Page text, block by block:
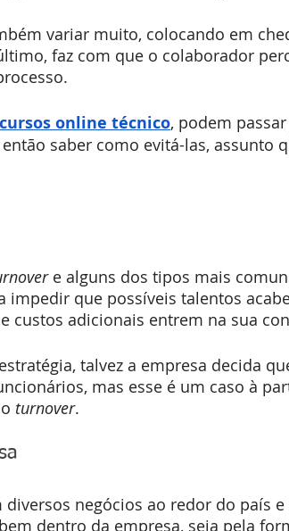
variar muito, colocando em
faz com que o colaborador
cursos online técnico, podem
saber como evitá-las, assunto
e alguns dos tipos mais
que possíveis talentos
custos adicionais entrem na sua
talvez a empresa decida
mas esse é um caso à
turnover.
diversos negócios ao redor do país
dentro da empresa, seja pela